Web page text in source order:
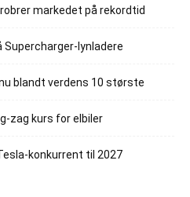
markedet på rekordtid
lynladere
blandt verdens 10 største
zag kurs for elbiler
konkurrent til 2027